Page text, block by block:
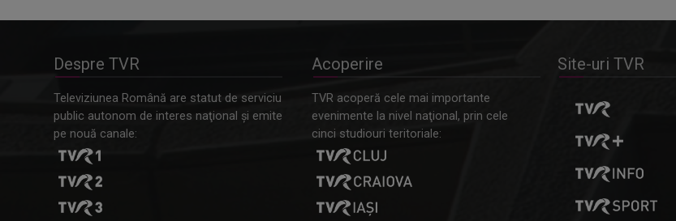
Despre TVR
Televiziunea Română are statut de serviciu
public autonom de interes naţional şi emite
pe nouă canale:
Acoperire
TVR acoperă cele mai importante
evenimente la nivel naţional, prin cele
cinci studiouri teritoriale:
Site-uri TVR